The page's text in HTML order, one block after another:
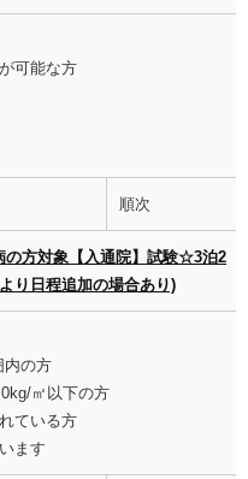
可能な方
順次
の方対象【入通院】試験☆3泊2
り日程追加の場合あり)
内の方
㎡以下の方
ている方
ます